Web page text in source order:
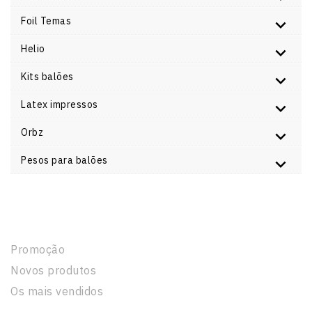
Foil Temas
Helio
Kits balões
Latex impressos
Orbz
Pesos para balões
Promoção
Novos produtos
Os mais vendidos